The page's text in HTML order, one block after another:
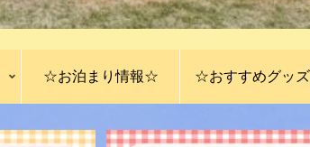
☆お泊まり情報☆ ☆おすすめグッ